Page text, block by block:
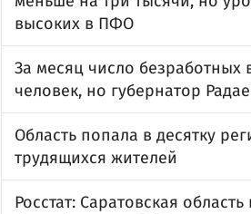
высоких в ПФО
За месяц число безработных
человек, но губернатор
Область попала в десятку
трудящихся жителей
Росстат: Саратовская